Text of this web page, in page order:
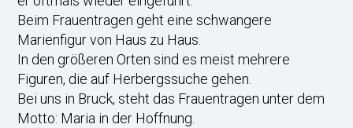
Beim Frauentragen geht eine schwangere
Marienfigur von Haus zu Haus.
In den größeren Orten sind es meist mehrere
Figuren, die auf Herbergssuche gehen.
Bei uns in Bruck, steht das Frauentragen unter dem
Motto: Maria in der Hoffnung.